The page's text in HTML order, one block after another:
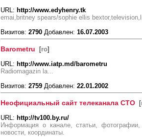
URL: http://www.edyhenry.tk
emai,britney spears/sophie ellis
Визитов: 2790 Добавлен: 16.07.2003
Barometru [ro]
URL: http://www.iatp.md/barometru
Radiomagazin la...
Визитов: 2759 Добавлен: 22.01.2002
Неофициальный сайт телеканала СТО [
URL: http://tv100.by.ru/
Информация о канале, статьи,
новости, координаты.